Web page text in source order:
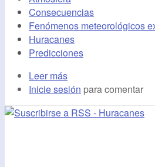
Consecuencias
Fenómenos meteorológicos
Huracanes
Predicciones
Leer más
Inicie sesión para comentar